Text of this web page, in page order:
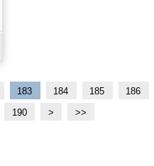
183 184 185
186
190
2
> >>